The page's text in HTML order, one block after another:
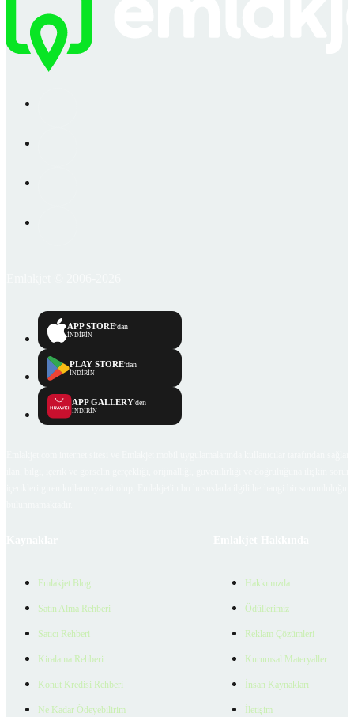
APP STORE'dan
İNDİRİN
PLAY STORE'dan
İNDİRİN
APP GALLERY'den
İNDİRİN
Emlakjet Blog
Satın Alma Rehberi
Satıcı Rehberi
Kiralama Rehberi
Konut Kredisi Rehberi
Ne Kadar Ödeyebilirim
Hakkımızda
Ödüllerimiz
Reklam Çözümleri
Kurumsal Materyaller
İnsan Kaynakları
İletişim